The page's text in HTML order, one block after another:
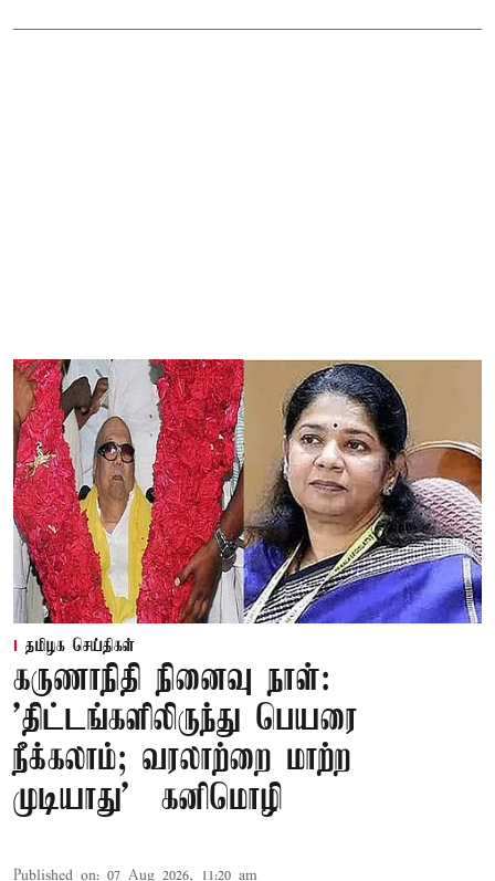
தமிழக செய்திகள்
கருணாநிதி நினைவு நாள்:
'திட்டங்களிலிருந்து பெயரை
நீக்கலாம்; வரலாற்றை மாற்ற
முடியாது' – கனிமொழி
Published on: 07 Aug 2026, 11:20 am